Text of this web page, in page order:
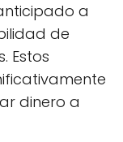
a
de
Estos
dinero a